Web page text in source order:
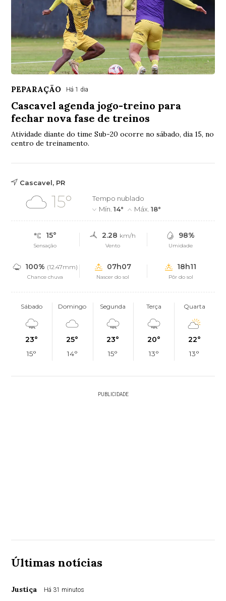
PEPARAÇÃO Há 1 dia
Cascavel agenda jogo-treino para
fechar nova fase de treinos
Atividade diante do time Sub-20 ocorre no sábado, dia 15, no
centro de treinamento.
Cascavel, PR
15°
Tempo nublado
Mín.14° Máx.18°
15°
Sensação
2.28 km/h
Vento
98%
Umidade
100% (12.47mm)
Chance chuva
07h07
Nascer do sol
18h11
Pôr do sol
Sábado
23°
15°
Domingo
25°
14°
Segunda
23°
15°
Terça
20°
13°
Quarta
22°
13°
PUBLICIDADE
Últimas notícias
Justiça Há 31 minutos